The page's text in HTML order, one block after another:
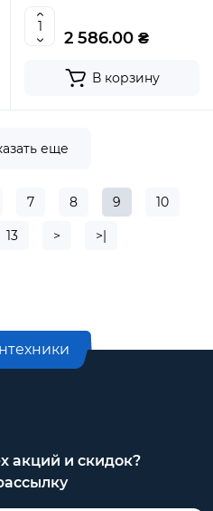
2 586.00 ₴
В корзину
еще
7 8 9 10
13 > >|
акций и скидок?